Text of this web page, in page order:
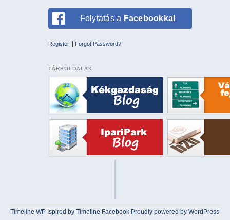
Folytatás a Facebookkal
Register Forgot Password?
TÁRSOLDALAK
Timeline WP Ispired byTimeline Facebook Proudly powered by WordPress